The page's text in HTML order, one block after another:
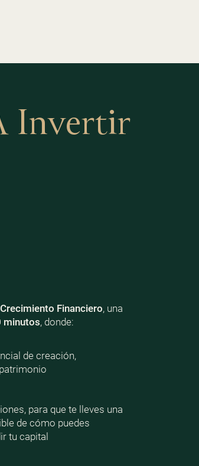
Invertir
Financiero, una
minutos, donde:
de creación,
para que te lleves una
de cómo puedes
tu capital